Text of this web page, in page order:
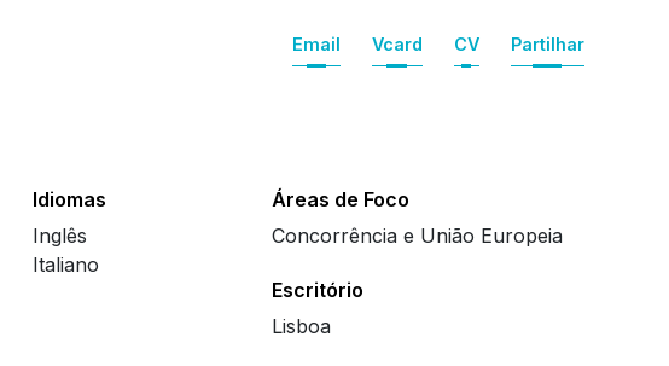
Email Vcard CV Partilhar
Áreas de Foco
Concorrência e União Europeia
Escritório
Lisboa
Idiomas
Inglês
Italiano